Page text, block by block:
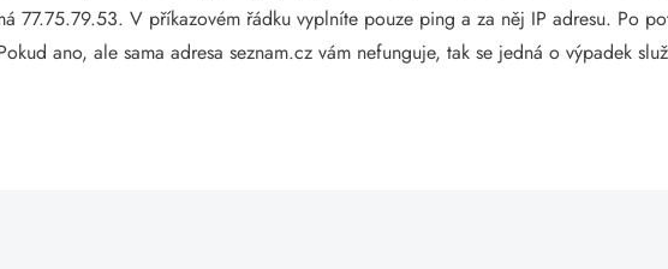
77.75.79.53. V příkazovém řádku vyplníte pouze ping a za něj IP adresu. Po
ano, ale sama adresa seznam.cz vám nefunguje, tak se jedná o výpadek